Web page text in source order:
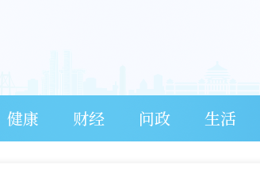
健康 财经 问政 生活